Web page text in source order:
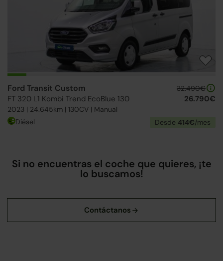
Ford Transit Custom
FT 320 L1 Kombi Trend EcoBlue 130
2023 | 24.645km | 130CV | Manual
32.490€
26.790€
Diésel Desde 414€/mes
Si no encuentras el coche que quieres, ¡te
lo buscamos!